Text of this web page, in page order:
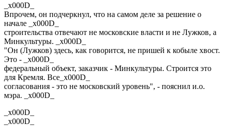
_x000D_
Впрочем, он подчеркнул, что на самом деле за решение о
начале _x000D_
строительства отвечают не московские власти и не Лужков, а
Минкультуры. _x000D_
"Он (Лужков) здесь, как говорится, не пришей к кобыле хвост.
Это - _x000D_
федеральный объект, заказчик - Минкультуры. Строится это
для Кремля. Все_x000D_
согласования - это не московский уровень", - пояснил и.о.
мэра. _x000D_
_x000D_
_x000D_